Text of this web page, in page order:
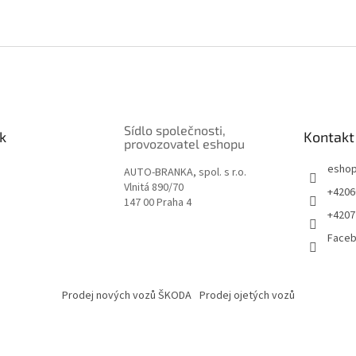
Sídlo společnosti,
provozovatel eshopu
AUTO-BRANKA, spol. s r.o.
Vlnitá 890/70
147 00 Praha 4
Kontakt
Prodej nových vozů ŠKODA Prodej ojetých vozů